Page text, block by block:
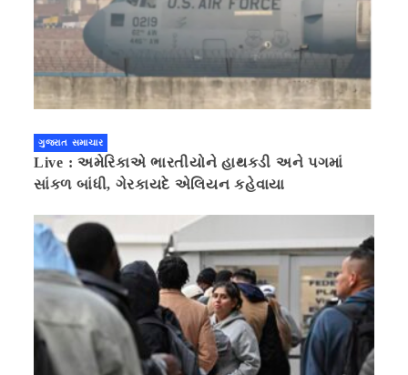
ગુજરાત સમાચાર
Live : અમેરિકાએ ભારતીયોને હાથકડી અને પગમાં
સાંકળ બાંધી, ગેરકાયદે એલિયન કહેવાયા